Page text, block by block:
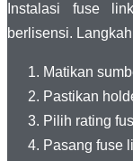
Instalasi fuse
berlisensi.
Matikan
Pastikan
Pilih rating
Pasang fuse